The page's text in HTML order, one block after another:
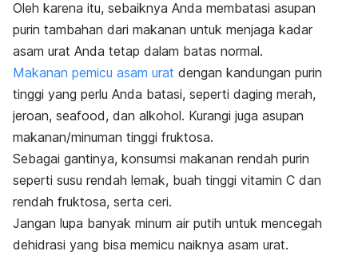
Oleh karena itu, sebaiknya Anda membatasi asupan
purin tambahan dari makanan untuk menjaga kadar
asam urat Anda tetap dalam batas normal.
Makanan pemicu asam urat dengan kandungan purin
tinggi yang perlu Anda batasi, seperti daging merah,
jeroan, seafood, dan alkohol. Kurangi juga asupan
makanan/minuman tinggi fruktosa.
Sebagai gantinya, konsumsi makanan rendah purin
seperti susu rendah lemak, buah tinggi vitamin C dan
rendah fruktosa, serta ceri.
Jangan lupa banyak minum air putih untuk mencegah
dehidrasi yang bisa memicu naiknya asam urat.